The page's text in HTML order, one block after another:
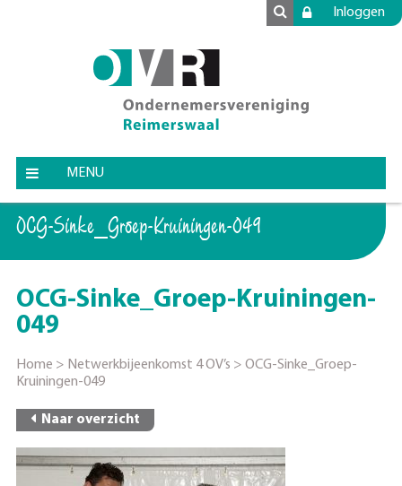
Inloggen
MENU
OCG-Sinke_Groep-Kruiningen-049
OCG-Sinke_Groep-Kruiningen-
049
Home > Netwerkbijeenkomst 4 OV’s > OCG-Sinke_Groep-
Kruiningen-049
Naar overzicht